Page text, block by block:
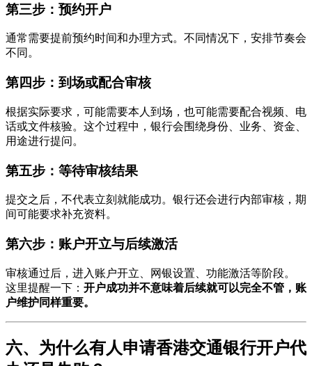
第三步：预约开户
通常需要提前预约时间和办理方式。不同情况下，安排节奏会
不同。
第四步：到场或配合审核
根据实际要求，可能需要本人到场，也可能需要配合视频、电
话或文件核验。这个过程中，银行会围绕身份、业务、资金、
用途进行提问。
第五步：等待审核结果
提交之后，不代表立刻就能成功。银行还会进行内部审核，期
间可能要求补充资料。
第六步：账户开立与后续激活
审核通过后，进入账户开立、网银设置、功能激活等阶段。
这里提醒一下： 开户成功并不意味着后续就可以完全不管，账
户维护同样重要。
六、为什么有人申请香港交通银行开户代